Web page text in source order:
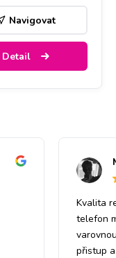
Navigovat
Detail
Kvalita
telefon
přistup